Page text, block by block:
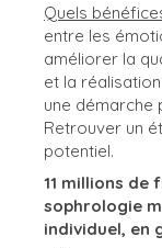
Quels
entre les
améliorer la
et la
une démarche
Retrouver un
potentiel.
11 millions
sophrologie
individuel, en